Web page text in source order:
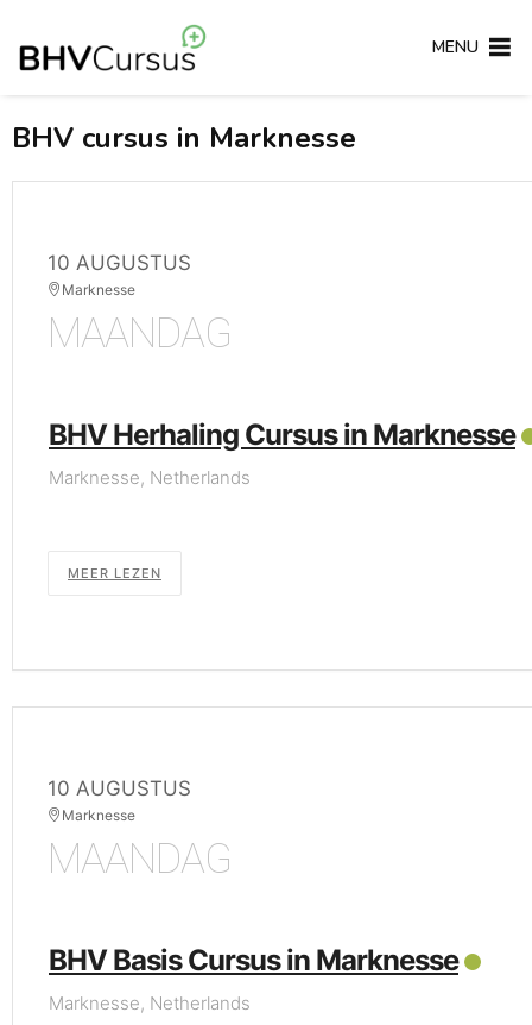
MENU
BHV cursus in Marknesse
10 AUGUSTUS
Marknesse
MAANDAG
BHV Herhaling Cursus in Marknesse
Marknesse, Netherlands
MEER LEZEN
10 AUGUSTUS
Marknesse
MAANDAG
BHV Basis Cursus in Marknesse
Marknesse, Netherlands